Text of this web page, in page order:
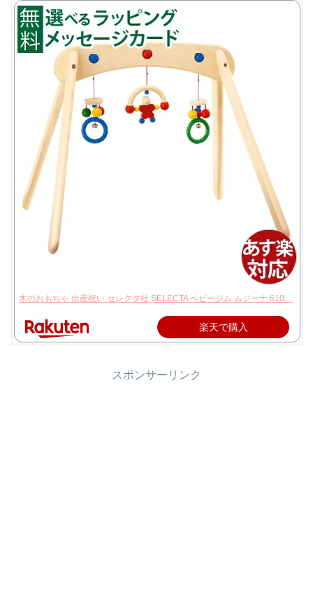
木のおもちゃ 出産祝い セレクタ社 SELECTA ベビージム ムジーナ 610…
楽天で購入
スポンサーリンク